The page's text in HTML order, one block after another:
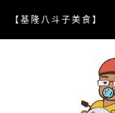
【基隆八斗子美食】